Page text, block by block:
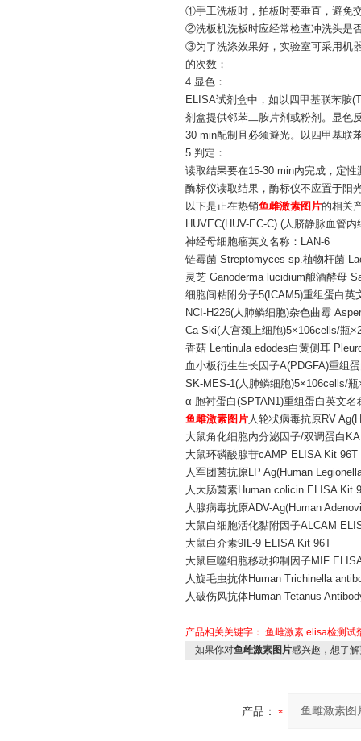
①手工洗板时，拍板时要垂直，避免
②洗板机洗板时应经常检查冲洗头是
③为了洗涤效果好，实验室可采用机
的次数；
4.显色：
ELISA试剂盒中，如以四甲基联苯胺
剂盒提供邻苯二胺片剂或粉剂。显色
30 min配制且必须避光。以四甲基联
5.判定：
读取结果要在15-30 min内完成，定
酶标仪读取结果，酶标仪不应置于阳
以下是正在热销鱼雌激素图片的相关
HUVEC(HUV-EC-C) (人脐静脉血管
神经母细胞瘤英文名称：LAN-6
链霉菌 Streptomyces sp.植物杆菌
灵芝 Ganoderma lucidium酿酒酵母
细胞间粘附分子5(ICAM5)重组蛋白
NCI-H226(人肺鳞细胞)杂色曲霉
Ca Ski(人宫颈上细胞)5×106cells/瓶
香菇 Lentinula edodes白黄侧耳
血小板衍生生长因子A(PDGFA)重组
SK-MES-1(人肺鳞细胞)5×106cells/瓶
α-胞衬蛋白(SPTAN1)重组蛋白英文
鱼雌激素图片人轮状病毒抗原RV
大鼠角化细胞内分泌因子/双调蛋白
大鼠环磷酸腺苷cAMP ELISA Kit 96T
人军团菌抗原LP Ag(Human
人大肠菌素Human colicin ELISA Kit
人腺病毒抗原ADV-Ag(Human
大鼠白细胞活化黏附因子ALCAM
大鼠白介素9IL-9 ELISA Kit 96T
大鼠巨噬细胞移动抑制因子MIF
人旋毛虫抗体Human Trichinella
人破伤风抗体Human Tetanus
产品相关关键字： 鱼雌激素 elisa检测试
如果你对鱼雌激素图片感兴趣，想了
产品：